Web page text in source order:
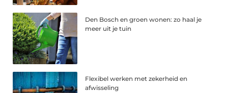
Den Bosch en groen wonen: zo haal je
meer uit je tuin
Flexibel werken met zekerheid en
afwisseling